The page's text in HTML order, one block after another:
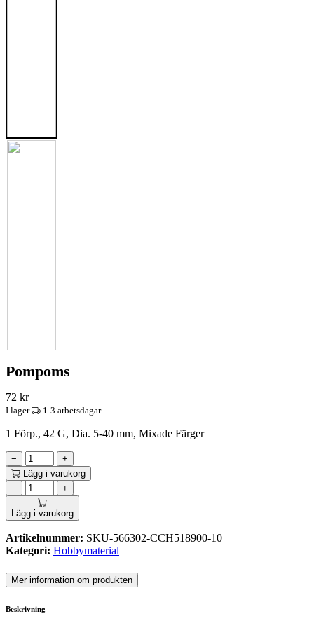
Pompoms
72 kr
I lager 1-3 arbetsdagar
1 Förp., 42 G, Dia. 5-40 mm, Mixade Färger
−
+
Lägg i varukorg
−
+
Lägg i varukorg
Artikelnummer: SKU-566302-CCH518900-10
Kategori: Hobbymaterial
Mer information om produkten
Beskrivning